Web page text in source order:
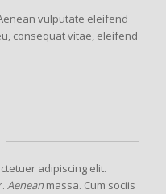
vulputate eleifend
consequat vitae, eleifend
adipiscing elit.
Aeneanmassa. Cum sociis